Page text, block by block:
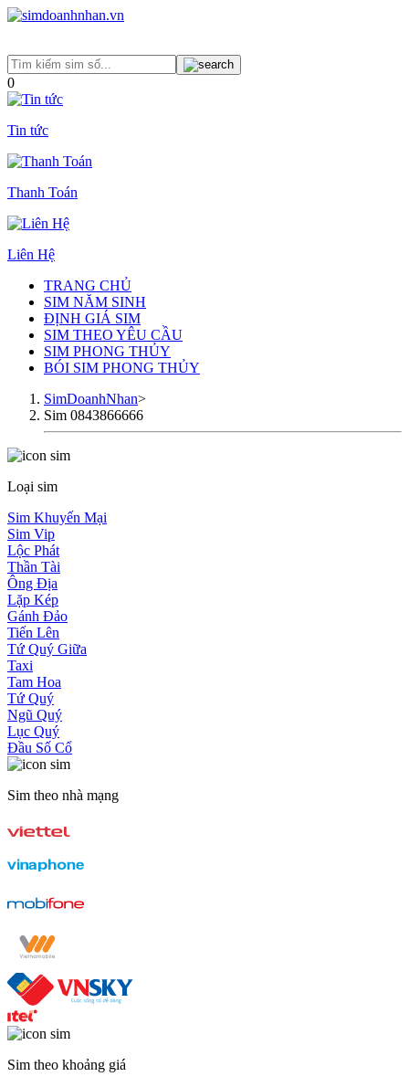
0
Tin tức
Thanh Toán
Liên Hệ
TRANG CHỦ
SIM NĂM SINH
ĐỊNH GIÁ SIM
SIM THEO YÊU CẦU
SIM PHONG THỦY
BÓI SIM PHONG THỦY
SimDoanhNhan>
Sim 0843866666
Loại sim
Sim Khuyến Mại
Sim Vip
Lộc Phát
Thần Tài
Ông Địa
Lặp Kép
Gánh Đảo
Tiến Lên
Tứ Quý Giữa
Taxi
Tam Hoa
Tứ Quý
Ngũ Quý
Lục Quý
Đầu Số Cổ
Sim theo nhà mạng
Sim theo khoảng giá